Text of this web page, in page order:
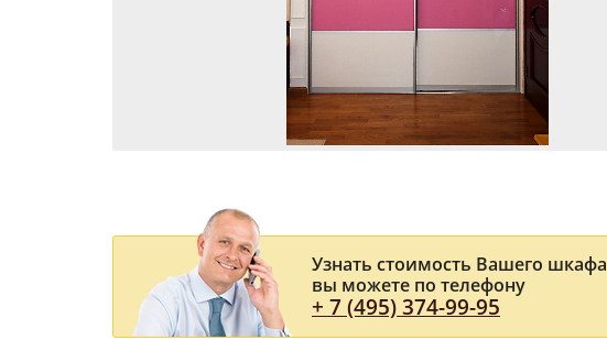
Узнать стоимость Вашего шкафа
вы можете по телефону
+ 7 (495) 374-99-95